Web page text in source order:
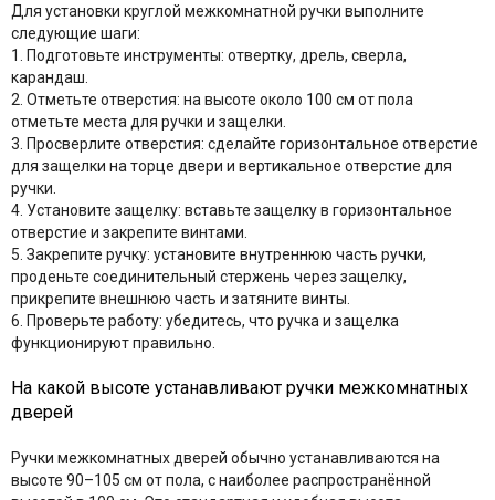
Для установки круглой межкомнатной ручки выполните
следующие шаги:
1. Подготовьте инструменты: отвертку, дрель, сверла,
карандаш.
2. Отметьте отверстия: на высоте около 100 см от пола
отметьте места для ручки и защелки.
3. Просверлите отверстия: сделайте горизонтальное отверстие
для защелки на торце двери и вертикальное отверстие для
ручки.
4. Установите защелку: вставьте защелку в горизонтальное
отверстие и закрепите винтами.
5. Закрепите ручку: установите внутреннюю часть ручки,
проденьте соединительный стержень через защелку,
прикрепите внешнюю часть и затяните винты.
6. Проверьте работу: убедитесь, что ручка и защелка
функционируют правильно.
На какой высоте устанавливают ручки межкомнатных
дверей
Ручки межкомнатных дверей обычно устанавливаются на
высоте 90–105 см от пола, с наиболее распространённой